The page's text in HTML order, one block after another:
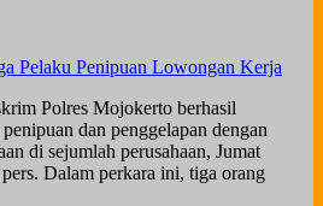
Pelaku Penipuan Lowongan Kerja
Polres Mojokerto berhasil
dan penggelapan dengan
di sejumlah perusahaan, Jumat
Dalam perkara ini, tiga orang